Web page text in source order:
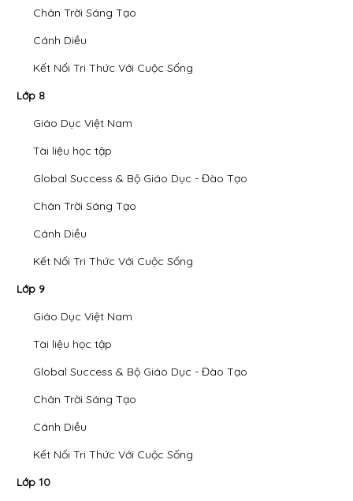
Chân Trời Sáng Tạo
Cánh Diều
Kết Nối Tri Thức Với Cuộc Sống
Lớp 8
Giáo Dục Việt Nam
Tài liệu học tập
Global Success & Bộ Giáo Dục - Đào Tạo
Chân Trời Sáng Tạo
Cánh Diều
Kết Nối Tri Thức Với Cuộc Sống
Lớp 9
Giáo Dục Việt Nam
Tài liệu học tập
Global Success & Bộ Giáo Dục - Đào Tạo
Chân Trời Sáng Tạo
Cánh Diều
Kết Nối Tri Thức Với Cuộc Sống
Lớp 10